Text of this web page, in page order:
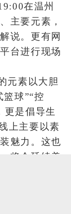
在温州
主要元素，
说。更有网
台进行现场
元素以大胆
球”“控
更是倡导生
上主要以素
魅力。这也
将会延续美